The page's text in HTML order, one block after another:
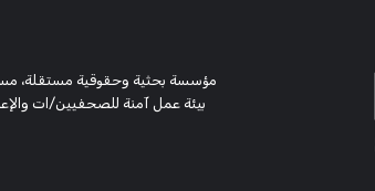
بيئة عمل آمنة للصحفيين/ات